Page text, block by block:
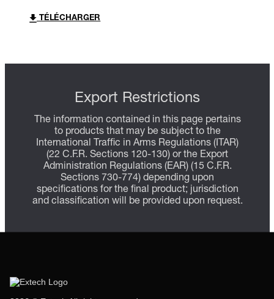
TÉLÉCHARGER
Export Restrictions
The information contained in this page pertains
to products that may be subject to the
International Traffic in Arms Regulations (ITAR)
(22 C.F.R. Sections 120-130) or the Export
Administration Regulations (EAR) (15 C.F.R.
Sections 730-774) depending upon
specifications for the final product; jurisdiction
and classification will be provided upon request.